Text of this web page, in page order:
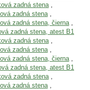
zadná stena ,
zadná stena ,
zadná stena, čierna ,
zadná stena, atest B1
zadná stena ,
zadná stena ,
zadná stena, čierna ,
zadná stena, atest B1
zadná stena ,
zadná stena ,